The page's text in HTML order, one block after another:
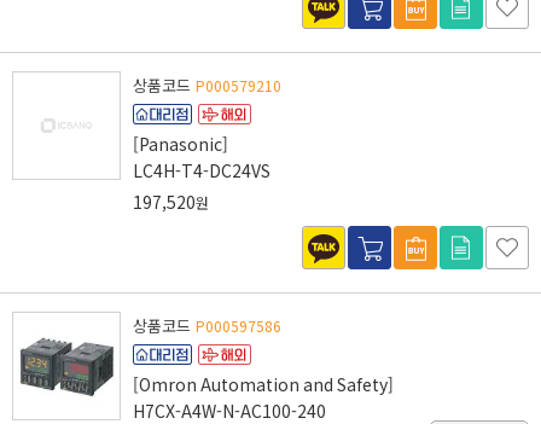
상품코드 P000579210
[Panasonic]
LC4H-T4-DC24VS
197,520원
상품코드 P000597586
[Omron Automation and Safety]
H7CX-A4W-N-AC100-240